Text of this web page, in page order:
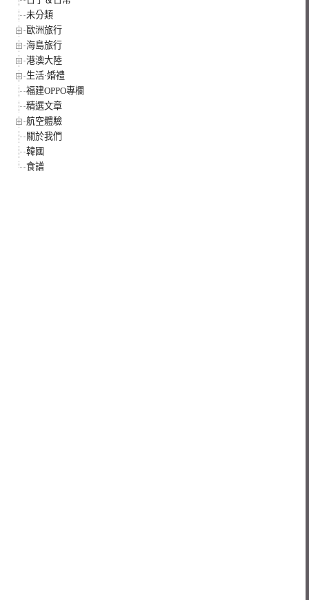
未分類
歐洲旅行
海島旅行
港澳大陸
生活·婚禮
福建OPPO專欄
精選文章
航空體驗
關於我們
韓國
食譜